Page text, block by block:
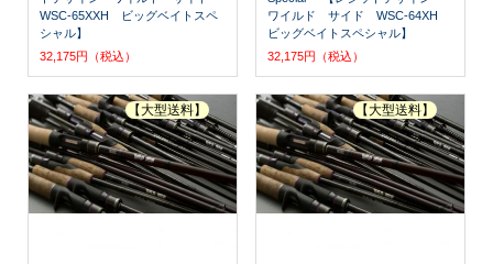
WSC-65XXH ビッグベイトスペ
シャル】
32,175円（税込）
ワイルド サイド WSC-64XH
ビッグベイトスペシャル】
32,175円（税込）
【大型送料】 【大型送料】